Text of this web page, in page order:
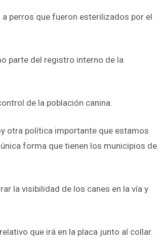
perros que fueron esterilizados por el
parte del registro interno de la
de la población canina.
otra política importante que estamos
forma que tienen los municipios de
la visibilidad de los canes en la vía y
que irá en la placa junto al collar.